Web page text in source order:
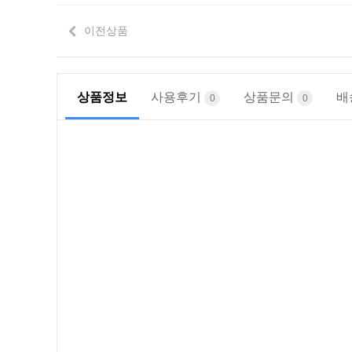
이전상품
상품정보 사용후기 0 상품문의 0 배